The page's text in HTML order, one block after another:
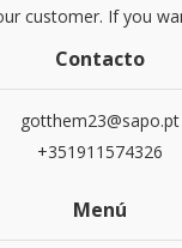
customer. If you
Contacto
gotthem23@sapo.pt
+351911574326
Menú